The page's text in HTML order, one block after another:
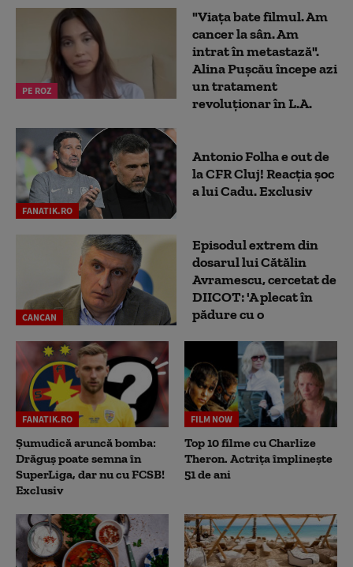
PE ROZ
"Viața bate filmul. Am
cancer la sân. Am
intrat în metastază".
Alina Pușcău începe azi
un tratament
revoluționar în L.A.
FANATIK.RO
Antonio Folha e out de
la CFR Cluj! Reacția șoc
a lui Cadu. Exclusiv
CANCAN
Episodul extrem din
dosarul lui Cătălin
Avramescu, cercetat de
DIICOT: 'A plecat în
pădure cu o
FANATIK.RO
Șumudică aruncă bomba:
Drăguș poate semna în
SuperLiga, dar nu cu FCSB!
Exclusiv
FILM NOW
Top 10 filme cu Charlize
Theron. Actrița împlinește
51 de ani